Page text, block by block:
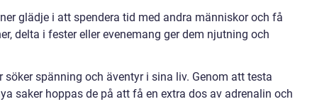
glädje i att spendera tid med andra människor och få
delta i fester eller evenemang ger dem njutning och
söker spänning och äventyr i sina liv. Genom att testa
saker hoppas de på att få en extra dos av adrenalin och